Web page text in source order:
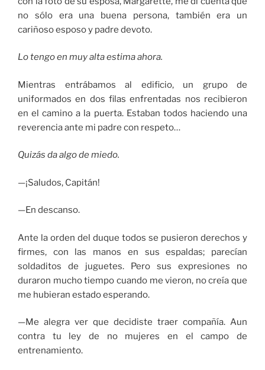
no sólo era una buena persona, también era un
cariñoso esposo y padre devoto.
Lo tengo en muy alta estima ahora.
Mientras entrábamos al edificio, un grupo de
uniformados en dos filas enfrentadas nos recibieron
en el camino a la puerta. Estaban todos haciendo una
reverencia ante mi padre con respeto…
Quizás da algo de miedo.
—¡Saludos, Capitán!
—En descanso.
Ante la orden del duque todos se pusieron derechos y
firmes, con las manos en sus espaldas; parecían
soldaditos de juguetes. Pero sus expresiones no
duraron mucho tiempo cuando me vieron, no creía que
me hubieran estado esperando.
—Me alegra ver que decidiste traer compañía. Aun
contra tu ley de no mujeres en el campo de
entrenamiento.